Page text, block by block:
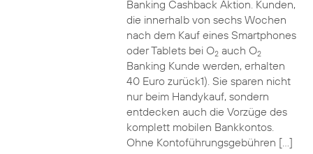
Banking Cashback Aktion. Kunden,
die innerhalb von sechs Wochen
nach dem Kauf eines Smartphones
oder Tablets bei O2auch O2
Banking Kunde werden, erhalten
40 Euro zurück1). Sie sparen nicht
nur beim Handykauf, sondern
entdecken auch die Vorzüge des
komplett mobilen Bankkontos.
Ohne Kontoführungsgebühren […]